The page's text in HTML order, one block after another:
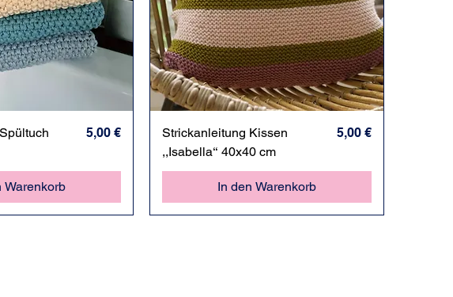
Preis
5,00 €
Warenkorb
Schnellansicht
Strickanleitung Kissen
,,Isabella‘‘ 40x40 cm
Preis
5,00 €
In den Warenkorb